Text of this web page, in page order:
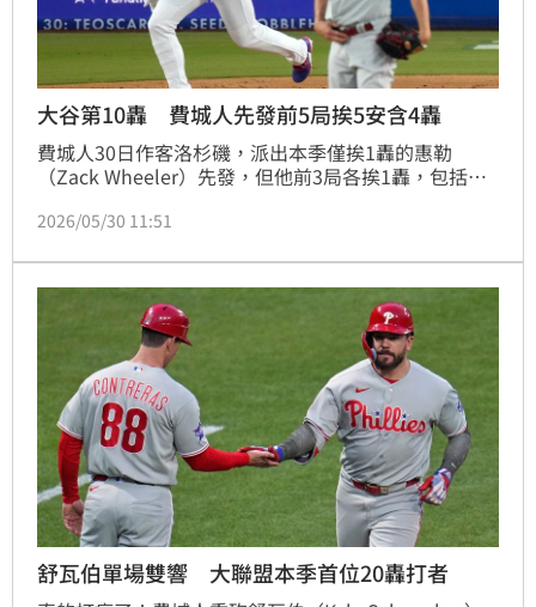
大谷第10轟 費城人先發前5局挨5安含4轟
費城人30日作客洛杉磯，派出本季僅挨1轟的惠勒
（Zack Wheeler）先發，但他前3局各挨1轟，包括大
2026/05/30 11:51
舒瓦伯單場雙響 大聯盟本季首位20轟打者